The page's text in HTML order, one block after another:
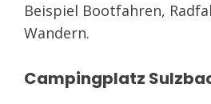
Beispiel Bootfahren,
Wandern.
Campingplatz